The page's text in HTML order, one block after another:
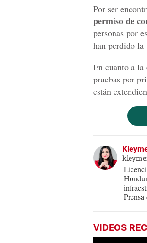
Por ser
permiso de
personas por
han perdido la
En cuanto a la
pruebas por
están
Prensa
VIDEOS